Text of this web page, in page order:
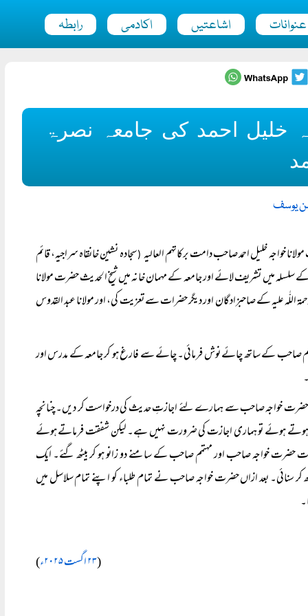
عنوانات اشاعتیں اکادمی رابطہ
خلیل احمد کی جامعہ نصرۃ
یوسف
خواجہ خلیل احمد صاحب دامت برکاتہم العالیہ (سجادہ نشین خانقاہ سراجیہ، قائم
کے سلسلہ میں تشریف لائے اور جامعہ کے مہمان خانہ میں شیخ الحدیث حضرت مولانا
اللّٰہ علیہ کے صاحبزادگان اور دیگر حضرات سے تعزیت کی، اور مولانا عبد القدوس
صاحب کے ساتھ چائے نوش فرمائی۔ چائے سے فارغ ہو کر جامعہ کے مدرس اور
خواجہ صاحب سے ہمارے لئے اجازتِ حدیث کی درخواست کر دیں۔ چنانچہ
ہوئے تو ہماری اجازت کی ضرورت نہیں ہے۔ لیکن شفقت فرماتے ہوئے
حضرت خواجہ صاحب اور مہتمم صاحب کے سامنے دو زانو ہو کر بیٹھ گئے۔ ایک
بعد ازاں حضرت خواجہ صاحب نے تمام طلباء کو اپنے تمام سلاسل میں
(۲۳ اگست ۲۰۲۵ء )